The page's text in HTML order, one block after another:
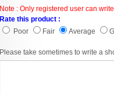
Note : Only registered user can
Rate this product :
Poor
Fair Average
Please take sometimes to write a